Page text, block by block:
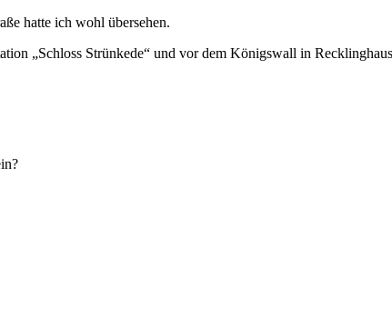
hatte ich wohl übersehen.
„Schloss Strünkede“ und vor dem Königswall in